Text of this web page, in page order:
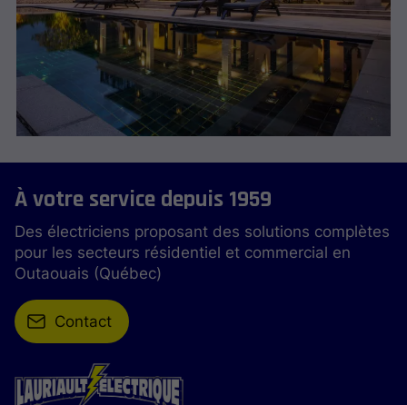
À votre service depuis 1959
Des électriciens proposant des solutions complètes
pour les secteurs résidentiel et commercial en
Outaouais (Québec)
Contact